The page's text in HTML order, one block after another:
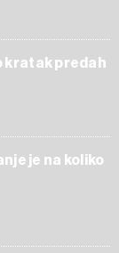
kratak predah
je na koliko